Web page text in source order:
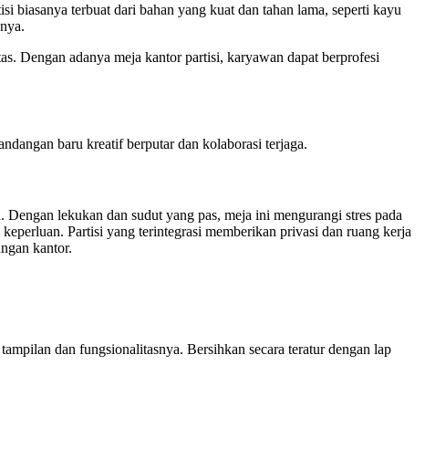
terbuat dari bahan yang kuat dan tahan lama, seperti kayu
Dengan adanya meja kantor partisi, karyawan dapat berprofesi
baru kreatif berputar dan kolaborasi terjaga.
lekukan dan sudut yang pas, meja ini mengurangi stres pada
Partisi yang terintegrasi memberikan privasi dan ruang kerja
kantor.
dan fungsionalitasnya. Bersihkan secara teratur dengan lap